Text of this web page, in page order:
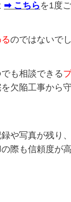
➡ こちら を1度
のではないで
も相談できる
欠陥工事から
や写真が残り
際も信頼度が